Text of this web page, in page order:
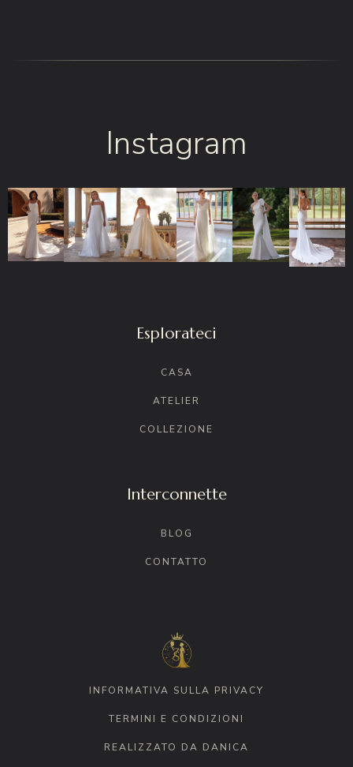
Instagram
Esplorateci
CASA
ATELIER
COLLEZIONE
Interconnette
BLOG
CONTATTO
INFORMATIVA SULLA PRIVACY
TERMINI E CONDIZIONI
REALIZZATO DA DANICA